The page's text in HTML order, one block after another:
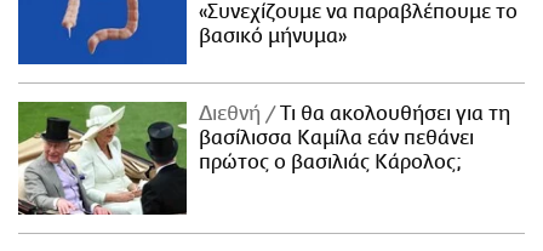
«Συνεχίζουμε να παραβλέπουμε το
βασικό μήνυμα»
Διεθνή
Τι θα ακολουθήσει για τη
βασίλισσα Καμίλα εάν πεθάνει
πρώτος ο βασιλιάς Κάρολος;